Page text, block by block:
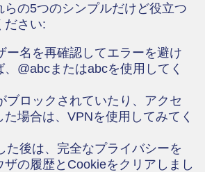
らの5つのシンプルだけど役立つ
ださい:
ー名を再確認してエラーを避け
、@abcまたはabcを使用してく
ブロックされていたり、アクセ
た場合は、VPNを使用してみてく
た後は、完全なプライバシーを
の履歴とCookieをクリアしまし